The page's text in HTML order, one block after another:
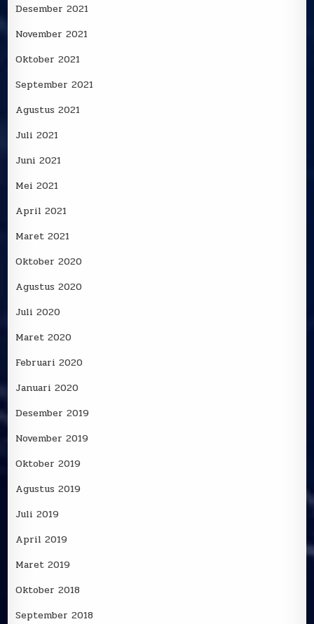
Desember 2021
November 2021
Oktober 2021
September 2021
Agustus 2021
Juli 2021
Juni 2021
Mei 2021
April 2021
Maret 2021
Oktober 2020
Agustus 2020
Juli 2020
Maret 2020
Februari 2020
Januari 2020
Desember 2019
November 2019
Oktober 2019
Agustus 2019
Juli 2019
April 2019
Maret 2019
Oktober 2018
September 2018